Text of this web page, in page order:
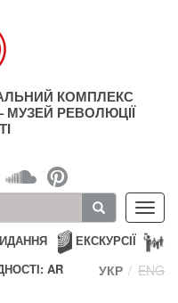
КОМПЛЕКС
МУЗЕЙ РЕВОЛЮЦІЇ
ЕКСКУРСІЇ
AR
УКР ENG